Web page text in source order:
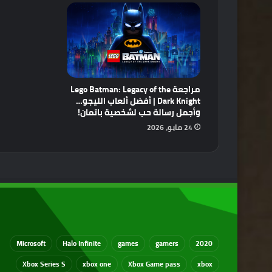
مراجعة Lego Batman: Legacy of the
Dark Knight | أفضل ألعاب الليجو…
وأجمل رسالة حب لشخصية باتمان!
24 مايو، 2026
2020
gamers
games
Halo Infinite
Microsoft
xbox
Xbox Game pass
xbox one
Xbox Series S